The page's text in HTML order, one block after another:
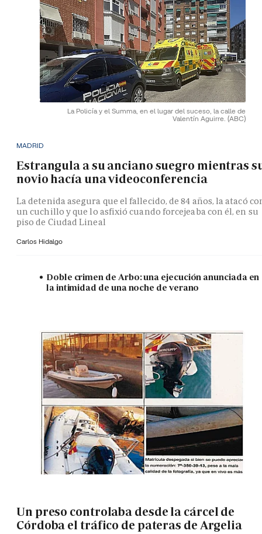
La Policía y el Summa, en el lugar del suceso, la calle de
Valentín Aguirre. (ABC)
MADRID
Estrangula a su anciano suegro mientras
novio hacía una videoconferencia
La detenida asegura que el fallecido, de 84 años, la atacó
un cuchillo y que lo asfixió cuando forcejeaba con él, en su
piso de Ciudad Lineal
Carlos Hidalgo
Doble crimen de Arbo: una ejecución anunciada en
la intimidad de una noche de verano
Un preso controlaba desde la cárcel de
Córdoba el tráfico de pateras de Argelia